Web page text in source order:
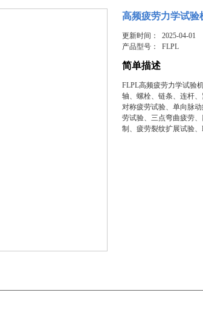
高频疲劳力学试验
更新时间： 2025-04-01
产品型号：FLPL
简单描述
FLPL高频疲劳力学试验
轴、螺栓、链条、连杆
对称疲劳试验、单向脉
劳试验、三点弯曲疲劳
制、疲劳裂纹扩展试验、